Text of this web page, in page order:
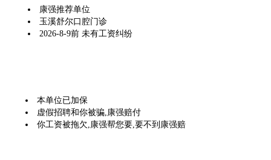
康强推荐单位
玉溪舒尔口腔门诊
2026-8-9前 未有工资纠纷
本单位已加保
虚假招聘和你被骗,康强赔付
你工资被拖欠,康强帮您要,要不到康强赔